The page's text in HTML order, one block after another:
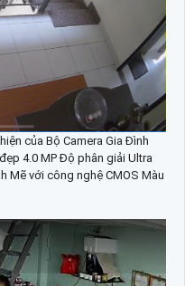
của Bộ Camera Gia Đình
4.0 MP Độ phân giải Ultra
Mẽ với công nghệ CMOS Màu